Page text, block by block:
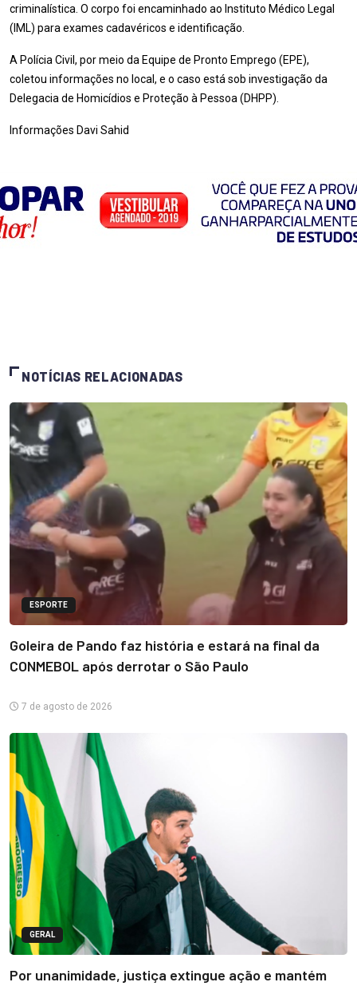
criminalística. O corpo foi encaminhado ao Instituto Médico Legal
(IML) para exames cadavéricos e identificação.
A Polícia Civil, por meio da Equipe de Pronto Emprego (EPE),
coletou informações no local, e o caso está sob investigação da
Delegacia de Homicídios e Proteção à Pessoa (DHPP).
Informações Davi Sahid
NOTÍCIAS RELACIONADAS
ESPORTE
Goleira de Pando faz história e estará na final da
CONMEBOL após derrotar o São Paulo
7 de agosto de 2026
GERAL
Por unanimidade, justiça extingue ação e mantém